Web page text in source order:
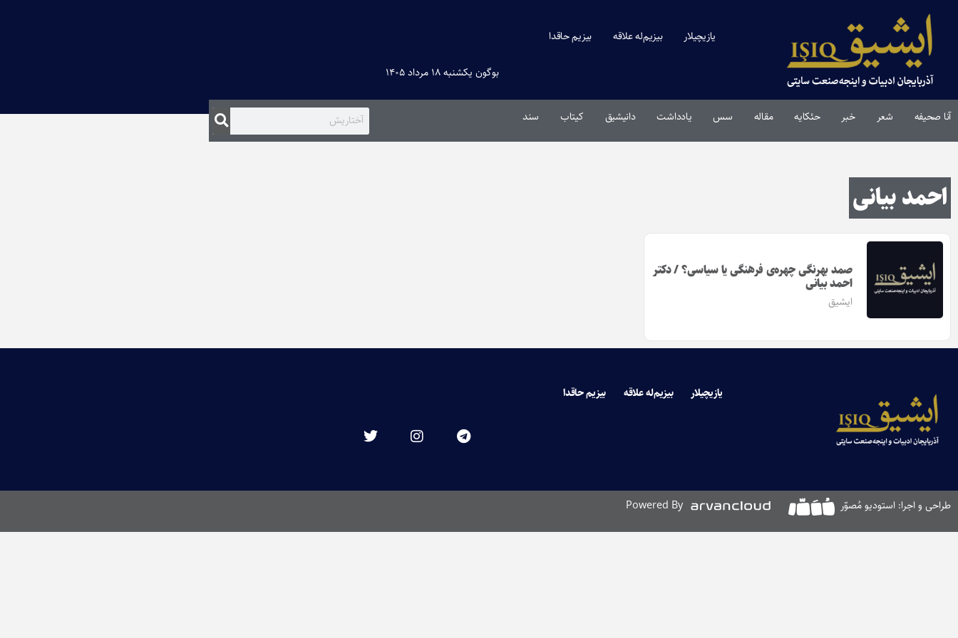
یازیچیلار بیزیم‌له علاقه بیزیم حاقدا
بوگون یکشنبه ۱۸ مرداد ۱۴۰۵
آنا صحیفه شعر خبر حئکایه مقاله‌ سس یادداشت دانیشیق کیتاب سند
احمد بیانی
صمد بهرنگی چهره‌ی فرهنگی یا سیاسی؟ / دکتر
احمد بیانی
ایشیق
یازیچیلار بیزیم‌له علاقه بیزیم حاقدا
طراحی و اجرا: استودیو مُصوّر Powered By